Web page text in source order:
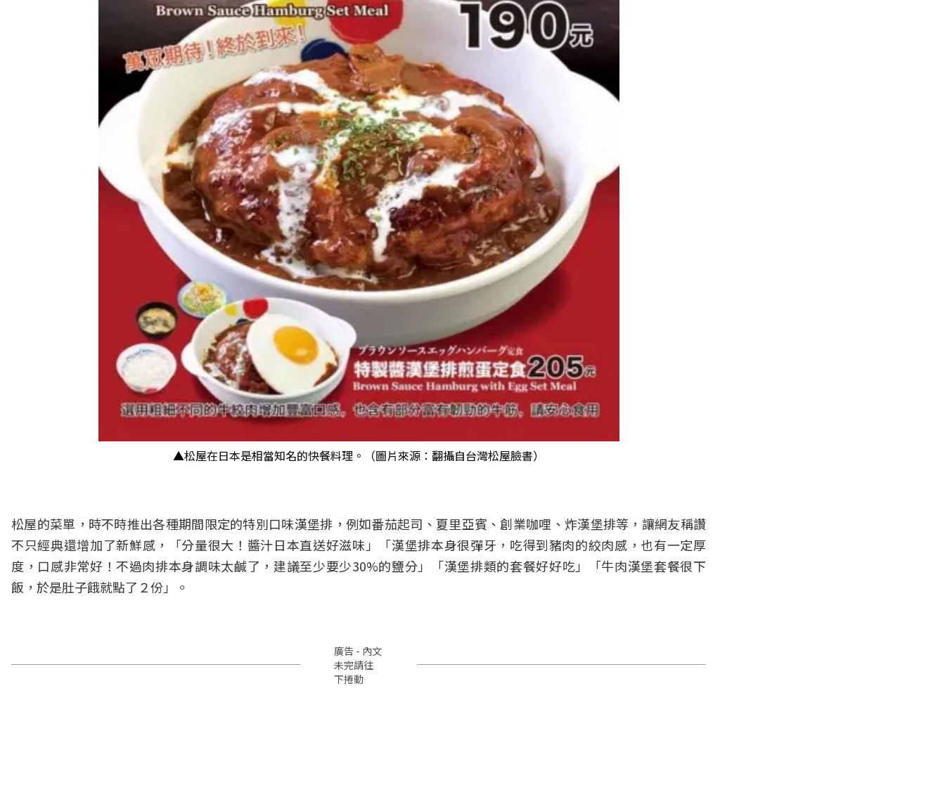
▲松屋在日本是相當知名的快餐料理。（圖片來源：翻攝自台灣松屋臉書）
松屋的菜單，時不時推出各種期間限定的特別口味漢堡排，例如番茄起司、夏里亞賓、創業咖哩、炸漢堡排等，讓網友稱讚
不只經典還增加了新鮮感，「分量很大！醬汁日本直送好滋味」「漢堡排本身很彈牙，吃得到豬肉的絞肉感，也有一定厚
度，口感非常好！不過肉排本身調味太鹹了，建議至少要少30%的鹽分」「漢堡排類的套餐好好吃」「牛肉漢堡套餐很下
飯，於是肚子餓就點了２份」。
廣告 - 內文
未完請往
下捲動